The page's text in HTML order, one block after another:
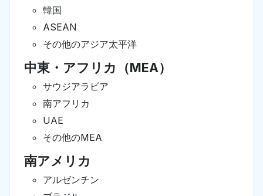
韓国
ASEAN
その他のアジア太平洋
中東・アフリカ（MEA）
サウジアラビア
南アフリカ
UAE
その他のMEA
南アメリカ
アルゼンチン